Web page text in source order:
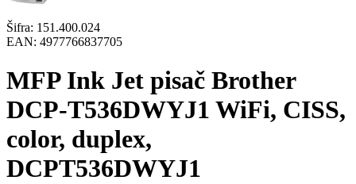
Šifra: 151.400.024
EAN: 4977766837705
MFP Ink Jet pisač Brother
DCP-T536DWYJ1 WiFi, CISS,
color, duplex,
DCPT536DWYJ1